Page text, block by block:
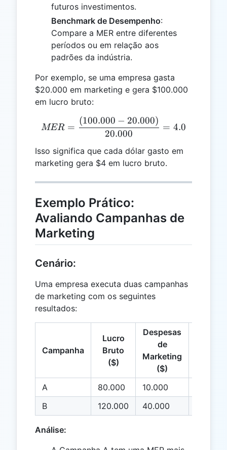
futuros investimentos.
Benchmark de Desempenho:
Compare a MER entre diferentes
períodos ou em relação aos
padrões da indústria.
Por exemplo, se uma empresa gasta
$20.000 em marketing e gera $100.000
em lucro bruto:
MER = \frac{(100.000 -
MER =
20.000
(100.000 − 20.000)
= 4.0
Isso significa que cada dólar gasto em
marketing gera $4 em lucro bruto.
Exemplo Prático:
Avaliando Campanhas de
Marketing
Cenário:
Uma empresa executa duas campanhas
de marketing com os seguintes
resultados:
Campanha
Lucro
Bruto
($)
Despesas
de
Marketing
($)
A 80.000 10.000
B
120.000 40.000
Análise: